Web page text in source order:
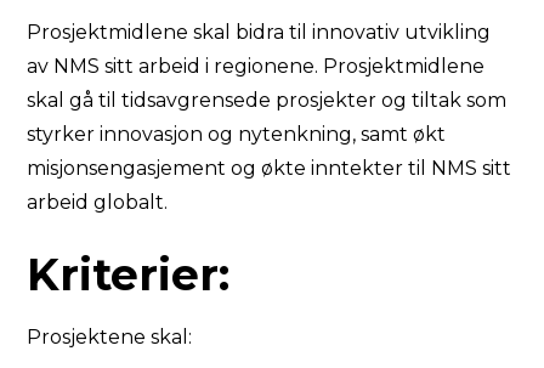
Prosjektmidlene skal bidra til innovativ utvikling
av NMS sitt arbeid i regionene. Prosjektmidlene
skal gå til tidsavgrensede prosjekter og tiltak som
styrker innovasjon og nytenkning, samt økt
misjonsengasjement og økte inntekter til NMS sitt
arbeid globalt.
Kriterier:
Prosjektene skal: